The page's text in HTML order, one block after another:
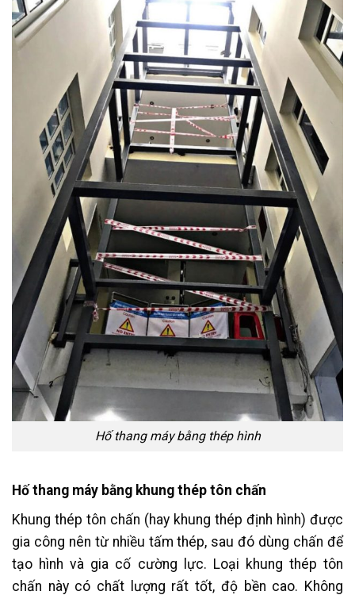
Hố thang máy bằng thép hình
Hố thang máy bằng khung thép tôn chấn
Khung thép tôn chấn (hay khung thép định hình) được
gia công nên từ nhiều tấm thép, sau đó dùng chấn để
tạo hình và gia cố cường lực. Loại khung thép tôn
chấn này có chất lượng rất tốt, độ bền cao. Không